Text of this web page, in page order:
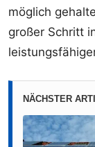
möglich
großer Schritt
NÄCHSTER